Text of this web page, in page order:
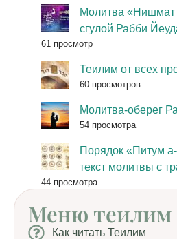
Молитва «Нишмат
сгулой Рабби
61 просмотр
Теилим от всех
60 просмотров
Молитва-оберег
54 просмотра
Порядок «Питум
текст молитвы с
44 просмотра
Меню теилим
Как читать Теилим